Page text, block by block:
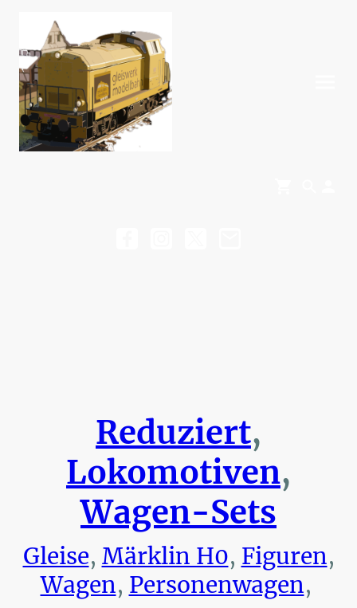
Reduziert,
Lokomotiven,
Wagen-Sets
Gleise, Märklin H0, Figuren,
Wagen, Personenwagen,